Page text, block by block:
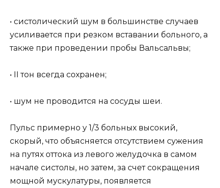
• систолический шум в большинстве случаев
усиливается при резком вставании больного, а
также при проведении пробы Вальсальвы;
• II тон всегда сохранен;
• шум не проводится на сосуды шеи.
Пульс примерно у 1/3 больных высокий,
скорый, что объясняется отсутствием сужения
на путях оттока из левого желудочка в самом
начале систолы, но затем, за счет сокращения
мощной мускулатуры, появляется